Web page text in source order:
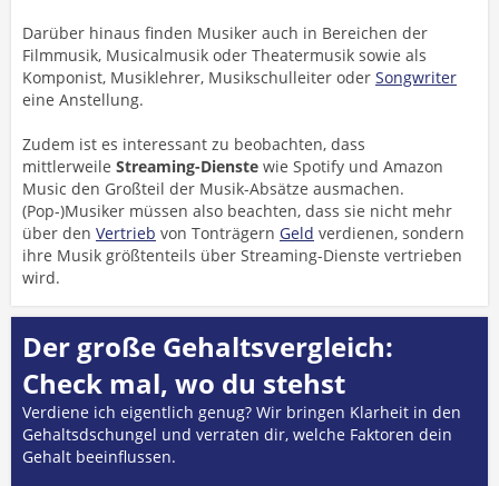
Darüber hinaus finden Musiker auch in Bereichen der
Filmmusik, Musicalmusik oder Theatermusik sowie als
Komponist, Musiklehrer, Musikschulleiter oder Songwriter
eine Anstellung.
Zudem ist es interessant zu beobachten, dass
mittlerweile Streaming-Dienste wie Spotify und Amazon
Music den Großteil der Musik-Absätze ausmachen.
(Pop-)Musiker müssen also beachten, dass sie nicht mehr
über den Vertrieb von Tonträgern Geld verdienen, sondern
ihre Musik größtenteils über Streaming-Dienste vertrieben
wird.
Der große Gehaltsvergleich:
Check mal, wo du stehst
Verdiene ich eigentlich genug? Wir bringen Klarheit in den
Gehaltsdschungel und verraten dir, welche Faktoren dein
Gehalt beeinflussen.